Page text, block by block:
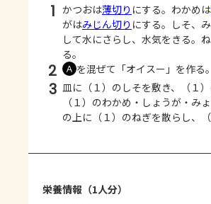
1 かつおは薄切り にする。わかめは
がはみじん切り にする。しそ、
して水にさらし、水気をきる。
る。
2 Ａ を混ぜて「オイスー」を作る。
3 皿に（１）のしそを敷き、（１）
（１）のわかめ・しょうが・み
の上に（１）のねぎを散らし、（
栄養情報（1人分）